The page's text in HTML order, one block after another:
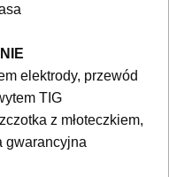
elektrody, przewód
TIG
z młoteczkiem,
gwarancyjna